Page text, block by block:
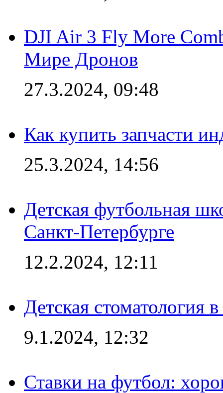
DJI Air 3 Fly More
Мире Дронов
27.3.2024, 09:48
Как купить запчасти
25.3.2024, 14:56
Детская футбольная
Санкт-Петербурге
12.2.2024, 12:11
Детская стоматология
9.1.2024, 12:32
Ставки на футбол: